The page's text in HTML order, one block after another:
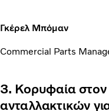
Γκέρελ Μπόμαν
Commercial Parts
3. Κορυφαία στον
ανταλλακτικών